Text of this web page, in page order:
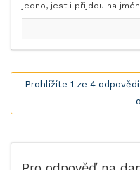
jedno, jestli přijdou na
Prohlížíte 1 ze 4